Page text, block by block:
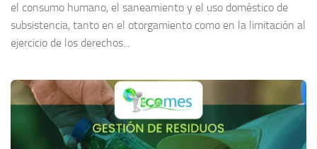
el consumo humano, el saneamiento y el uso doméstico de
subsistencia, tanto en el otorgamiento como en la limitación al
ejercicio de los derechos...